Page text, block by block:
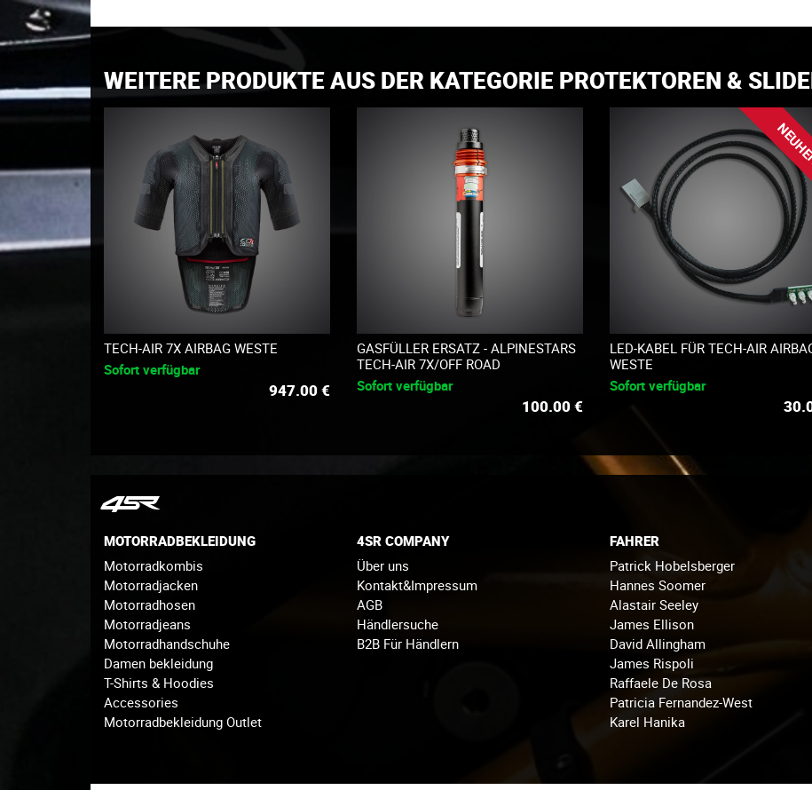
WEITERE PRODUKTE AUS DER KATEGORIE PROTEKTOREN &
TECH-AIR 7X AIRBAG WESTE
Sofort verfügbar
947.00€
GASFÜLLER ERSATZ - ALPINESTARS
TECH-AIR 7X/OFF ROAD
Sofort verfügbar
100.00€
LED-KABEL FÜR TECH-AIR
WESTE
Sofort verfügbar
MOTORRADBEKLEIDUNG
Motorradkombis
Motorradjacken
Motorradhosen
Motorradjeans
Motorradhandschuhe
Damen bekleidung
T-Shirts & Hoodies
Accessories
Motorradbekleidung Outlet
4SR COMPANY
Über uns
Kontakt&Impressum
AGB
Händlersuche
B2B Für Händlern
FAHRER
Patrick Hobelsberger
Hannes Soomer
Alastair Seeley
James Ellison
David Allingham
James Rispoli
Raffaele De Rosa
Patricia Fernandez-West
Karel Hanika